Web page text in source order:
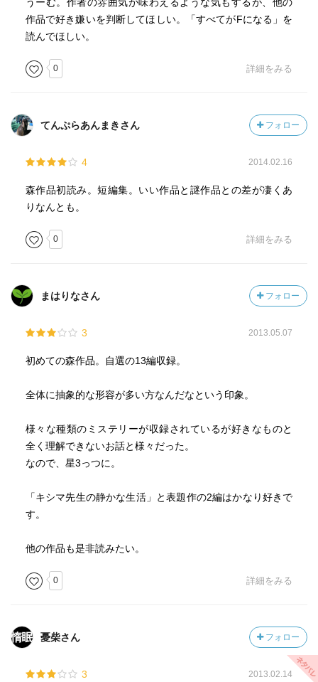
作品で好き嫌いを判断してほしい。「すべてがFになる」を
読んでほしい。
0 詳細をみる
てんぷらあんまきさん フォロー
4 2014.02.16
森作品初読み。短編集。いい作品と謎作品との差が凄くあ
りなんとも。
0 詳細をみる
まはりなさん フォロー
3 2013.05.07
初めての森作品。自選の13編収録。
全体に抽象的な形容が多い方なんだなという印象。
様々な種類のミステリーが収録されているが好きなものと
全く理解できないお話と様々だった。
なので、星3っつに。
「キシマ先生の静かな生活」と表題作の2編はかなり好きで
す。
他の作品も是非読みたい。
0 詳細をみる
憂柴さん フォロー
3 2013.02.14